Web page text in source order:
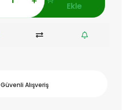
Ekle
Güvenli Alışveriş